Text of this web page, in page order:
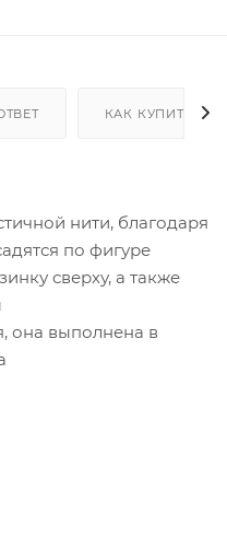
КАК КУПИТЬ
нити, благодаря
по фигуре
сверху, а также
она выполнена в